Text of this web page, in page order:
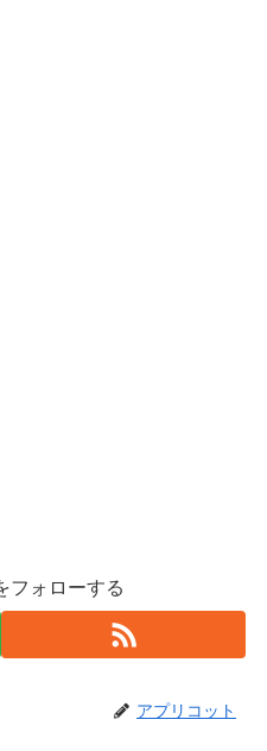
フォローする
アプリコット